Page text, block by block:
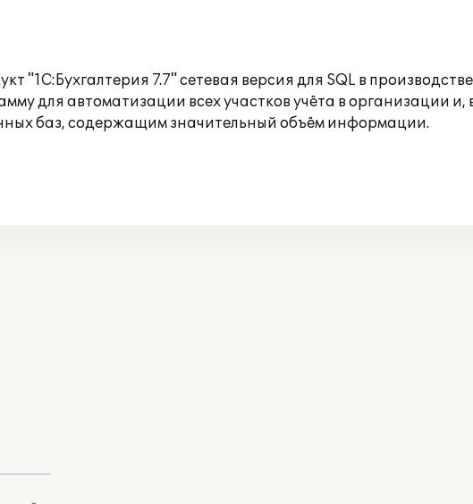
"1С:Бухгалтерия 7.7" сетевая версия для SQL в
для автоматизации всех участков учёта в организации
баз, содержащим значительный объём информации.